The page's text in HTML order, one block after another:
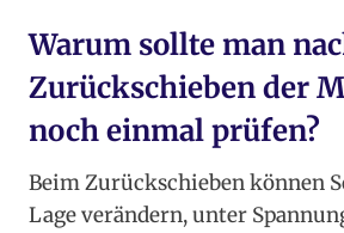
Warum sollte man
Zurückschieben der
noch einmal prüfen?
Beim Zurückschieben können
Lage verändern, unter